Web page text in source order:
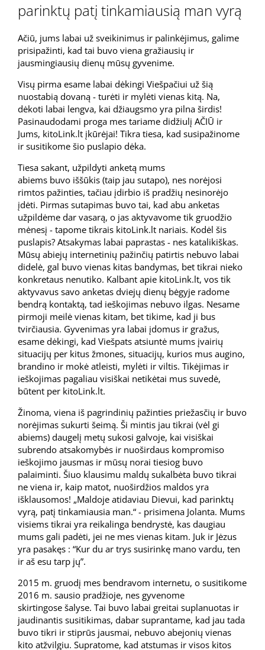
parinktų patį tinkamiausią man vyrą
Ačiū, jums labai už sveikinimus ir palinkėjimus, galime
prisipažinti, kad tai buvo viena gražiausių ir
jausmingiausių dienų mūsų gyvenime.
Visų pirma esame labai dėkingi Viešpačiui už šią
nuostabią dovaną - turėti ir mylėti vienas kitą. Na,
dėkoti labai lengva, kai džiaugsmo yra pilna širdis!
Pasinaudodami proga mes tariame didžiulį AČIŪ ir
Jums, kitoLink.lt įkūrėjai! Tikra tiesa, kad susipažinome
ir susitikome šio puslapio dėka.
Tiesa sakant, užpildyti anketą mums
abiems buvo iššūkis (taip jau sutapo), nes norėjosi
rimtos pažinties, tačiau įdirbio iš pradžių nesinorėjo
įdėti. Pirmas sutapimas buvo tai, kad abu anketas
užpildėme dar vasarą, o jas aktyvavome tik gruodžio
mėnesį - tapome tikrais kitoLink.lt nariais. Kodėl šis
puslapis? Atsakymas labai paprastas - nes katalikiškas.
Mūsų abiejų internetinių pažinčių patirtis nebuvo labai
didelė, gal buvo vienas kitas bandymas, bet tikrai nieko
konkretaus nenutiko. Kalbant apie kitoLink.lt, vos tik
aktyvavus savo anketas dviejų dienų bėgyje radome
bendrą kontaktą, tad ieškojimas nebuvo ilgas. Nesame
pirmoji meilė vienas kitam, bet tikime, kad ji bus
tvirčiausia. Gyvenimas yra labai įdomus ir gražus,
esame dėkingi, kad Viešpats atsiuntė mums įvairių
situacijų per kitus žmones, situacijų, kurios mus augino,
brandino ir mokė atleisti, mylėti ir viltis. Tikėjimas ir
ieškojimas pagaliau visiškai netikėtai mus suvedė,
būtent per kitoLink.lt.
Žinoma, viena iš pagrindinių pažinties priežasčių ir buvo
norėjimas sukurti šeimą. Ši mintis jau tikrai (vėl gi
abiems) daugelį metų sukosi galvoje, kai visiškai
subrendo atsakomybės ir nuoširdaus kompromiso
ieškojimo jausmas ir mūsų norai tiesiog buvo
palaiminti. Šiuo klausimu maldų sukalbėta buvo tikrai
ne viena ir, kaip matot, nuoširdžios maldos yra
išklausomos! „Maldoje atidaviau Dievui, kad parinktų
vyrą, patį tinkamiausia man.“ - prisimena Jolanta. Mums
visiems tikrai yra reikalinga bendrystė, kas daugiau
mums gali padėti, jei ne mes vienas kitam. Juk ir Jėzus
yra pasakęs : “Kur du ar trys susirinkę mano vardu, ten
ir aš esu tarp jų”.
2015 m. gruodį mes bendravom internetu, o susitikome
2016 m. sausio pradžioje, nes gyvenome
skirtingose šalyse. Tai buvo labai greitai suplanuotas ir
jaudinantis susitikimas, dabar suprantame, kad jau tada
buvo tikri ir stiprūs jausmai, nebuvo abejonių vienas
kito atžvilgiu. Supratome, kad atstumas ir visos kitos